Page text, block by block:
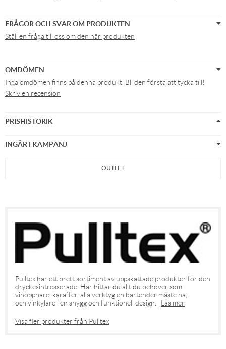
FRÅGOR OCH SVAR OM PRODUKTEN
Ställ en fråga till oss om den här produkten
OMDÖMEN
Inga omdömen finns på denna produkt. Bli den första att tycka till!
Skriv en recension
PRISHISTORIK
INGÅR I KAMPANJ
OUTLET
Pulltex har ett brett sortiment av uppskattade produkter för den
dryckesintresserade. Här hittar du allt du behöver som
vinöppnare, karaffer, alla verktyg en bartender måste ha,
och vinkylare i en snygg och funktionell design. Läs mer
Visa fler produkter från Pulltex